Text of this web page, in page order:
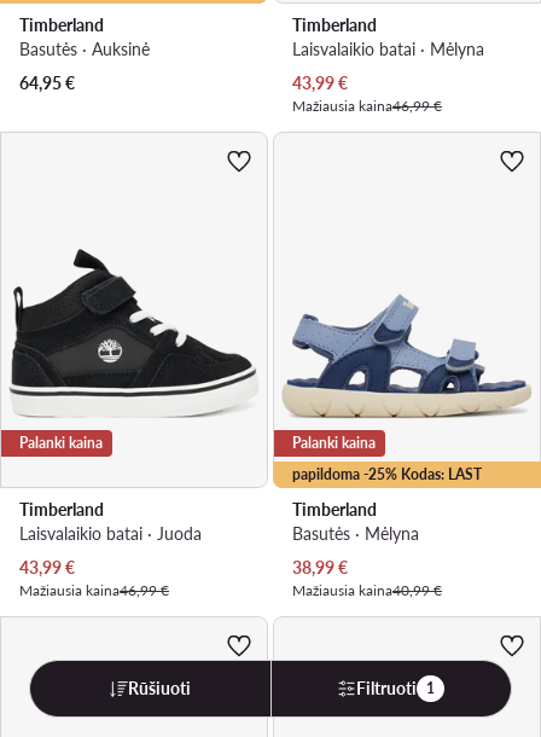
Timberland
Basutės · Auksinė
64,95€
Timberland
Laisvalaikio batai · Mėlyna
Dabartinė kaina
43,99€
Mažiausia kaina46,99 €
Palanki kaina
Timberland
Laisvalaikio batai · Juoda
Dabartinė kaina
43,99€
Mažiausia kaina46,99 €
papildoma -25% Kodas: LAST
Palanki kaina
Timberland
Basutės · Mėlyna
Dabartinė kaina
38,99€
Mažiausia kaina40,99 €
Rūšiuoti Filtruoti 1